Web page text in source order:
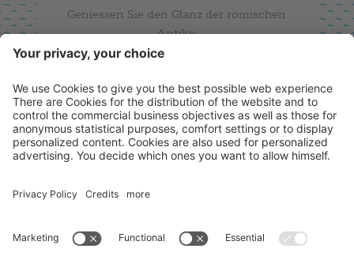
Geniessen Sie den Glanz der römischen
Antike.
DETAILS